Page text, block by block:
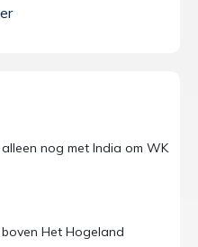
nog met India om WK
Het Hogeland